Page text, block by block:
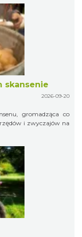
skansenie
2026-09-20
gromadząca co
i zwyczajów na